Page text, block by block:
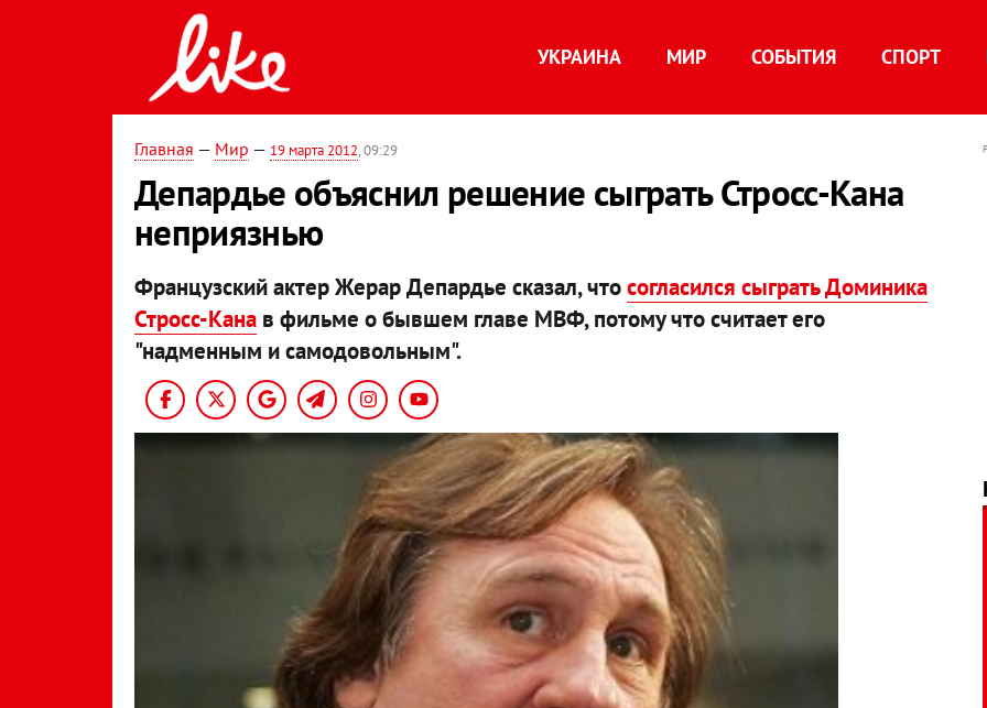
УКРАИНА МИР СОБЫТИЯ СПОРТ
Главная — Мир — 19 марта 2012, 09:29
Депардье объяснил решение сыграть Стросс-Кана
неприязнью
Французский актер Жерар Депардье сказал, чтосогласился сыграть Доминика
Стросс-Кана в фильме о бывшем главе МВФ, потому что считает его
"надменным и самодовольным".